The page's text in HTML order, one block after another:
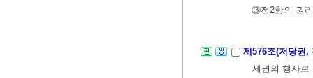
③전2항의 권
제576조(저당권
세권의 행사로